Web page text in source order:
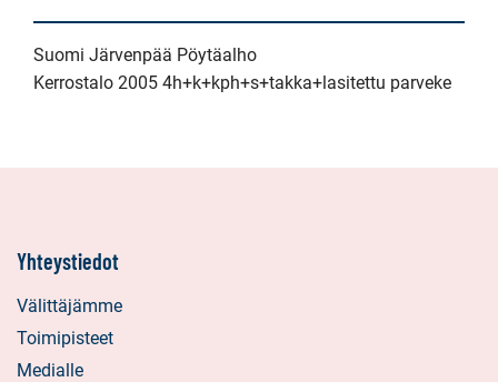
Suomi Järvenpää Pöytäalho
Kerrostalo 2005 4h+k+kph+s+takka+lasitettu parveke
Yhteystiedot
Välittäjämme
Toimipisteet
Medialle